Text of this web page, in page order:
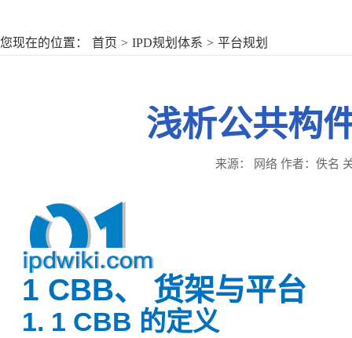
您现在的位置： 首页 > IPD规划体系 > 平台规划
浅析公共构
来源： 网络 作者：佚名
1 CBB、 货架与平台
1. 1 CBB 的定义